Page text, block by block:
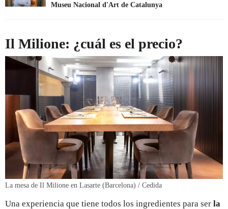
Museu Nacional d'Art de Catalunya
Il Milione: ¿cuál es el precio?
La mesa de Il Milione en Lasarte (Barcelona) / Cedida
Una experiencia que tiene todos los ingredientes para ser la